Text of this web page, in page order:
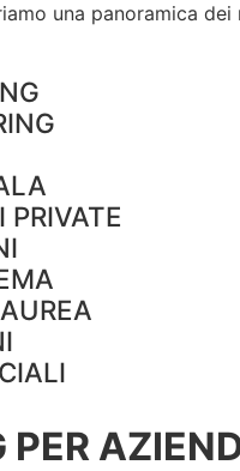
una panoramica
PER